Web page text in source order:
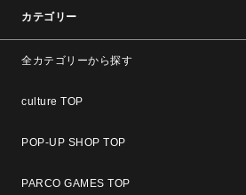
カテゴリー
全カテゴリーから探す
culture TOP
POP-UP SHOP TOP
PARCO GAMES TOP